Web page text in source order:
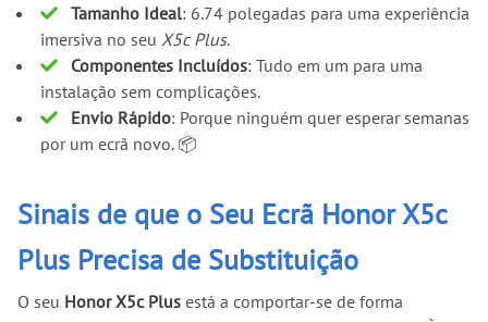
Tamanho Ideal: 6.74 polegadas para uma experiência
imersiva no seu X5c Plus.
Componentes Incluídos: Tudo em um para uma
instalação sem complicações.
Envio Rápido: Porque ninguém quer esperar semanas
por um ecrã novo. 📦
Sinais de que o Seu Ecrã Honor X5c
Plus Precisa de Substituição
O seu Honor X5c Plus está a comportar-se de forma